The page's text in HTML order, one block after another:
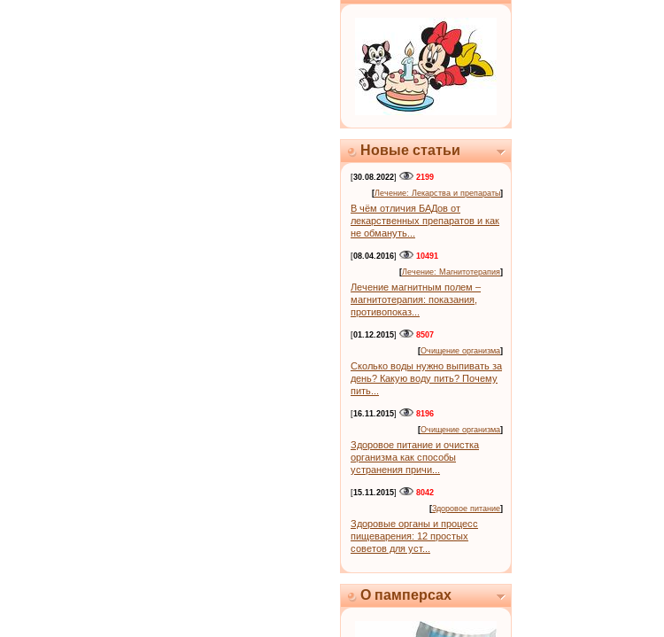
Новые статьи
[30.08.2022]
2199
[Лечение: Лекарства и препараты]
В чём отличия БАДов от
лекарственных препаратов и как
не обмануть...
[08.04.2016]
10491
[Лечение: Магнитотерапия]
Лечение магнитным полем –
магнитотерапия: показания,
противопоказ...
[01.12.2015]
8507
[Очищение организма]
Сколько воды нужно выпивать за
день? Какую воду пить? Почему
пить...
[16.11.2015]
8196
[Очищение организма]
Здоровое питание и очистка
организма как способы
устранения причи...
[15.11.2015]
8042
[Здоровое питание]
Здоровые органы и процесс
пищеварения: 12 простых
советов для уст...
О памперсах